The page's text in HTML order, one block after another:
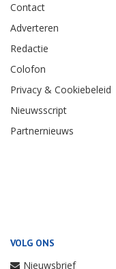
Contact
Adverteren
Redactie
Colofon
Privacy & Cookiebeleid
Nieuwsscript
Partnernieuws
VOLG ONS
Nieuwsbrief